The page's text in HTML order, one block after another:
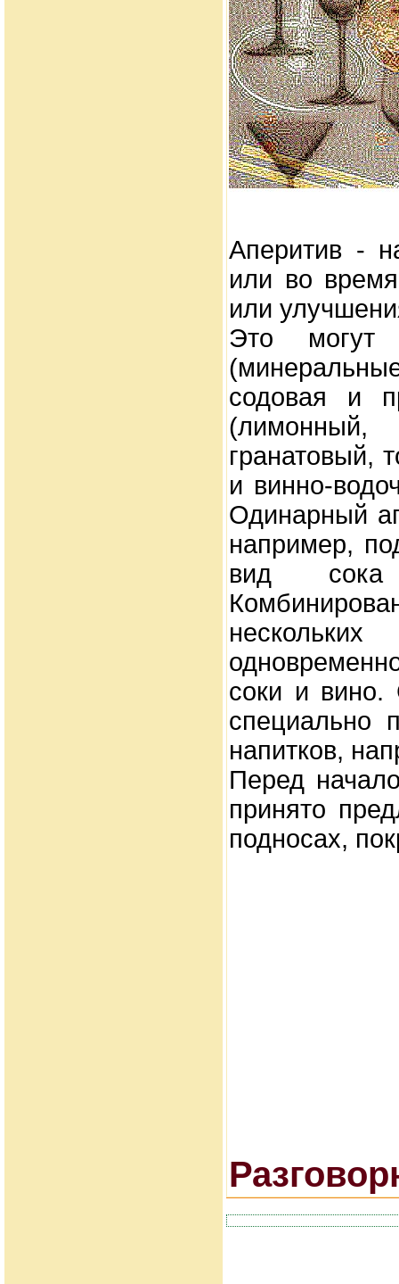
Аперитив -
или во
или
Это могут
содовая и
(лимонный,
гранатовый,
и винно-
Одинарный
например,
вид
соки и вино.
специально
напитков,
Перед
принято
подносах,